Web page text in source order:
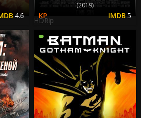
4.6
(2019)
5
HDRip